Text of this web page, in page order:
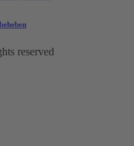
reserved